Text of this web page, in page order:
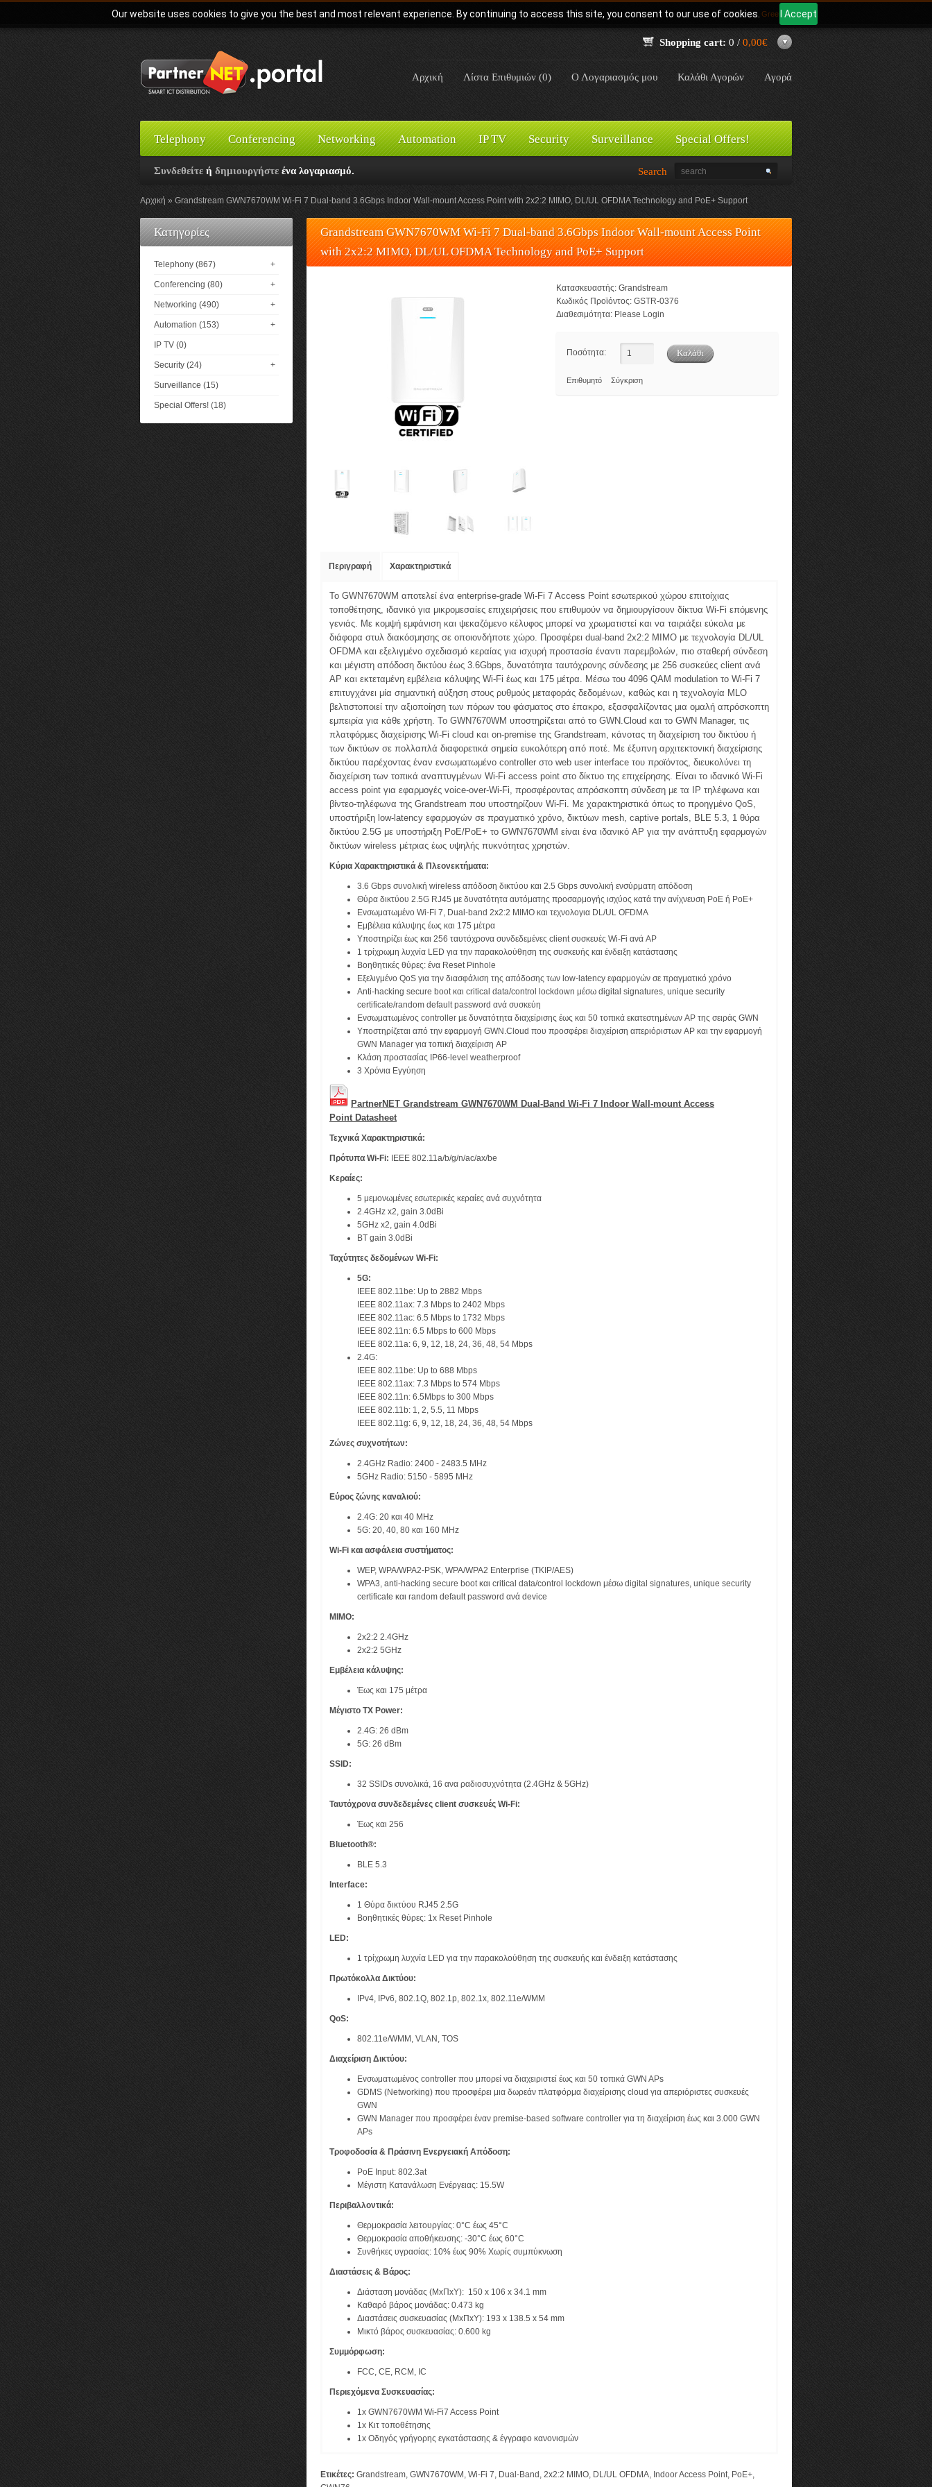
Our website uses cookies to give you the best and most relevant experience. By continuing to access this site, you consent to our use of cookies. I Accept
Γλώσσα: Greek
Shopping cart: 0 / 0,00€
Αρχική Λίστα Επιθυμιών (0) Ο Λογαριασμός μου Καλάθι Αγορών Αγορά
Telephony Conferencing Networking Automation IP TV Security Surveillance Special Offers!
Συνδεθείτε ή δημιουργήστε ένα λογαριασμό. Search
Αρχική Grandstream GWN7670WM Wi-Fi 7 Dual-band 3.6Gbps Indoor Wall-mount Access Point with 2x2:2 MIMO, DL/UL OFDMA Technology and PoE+ Support
Κατηγορίες
Telephony (867) +
Conferencing (80) +
Networking (490) +
Automation (153) +
IP TV (0)
Security (24) +
Surveillance (15)
Special Offers! (18)
Grandstream GWN7670WM Wi-Fi 7 Dual-band 3.6Gbps Indoor Wall-mount Access Point
with 2x2:2 MIMO, DL/UL OFDMA Technology and PoE+ Support
Κατασκευαστής: Grandstream
Κωδικός Προϊόντος: GSTR-0376
Διαθεσιμότητα: Please Login
Ποσότητα:
Επιθυμητό Σύγκριση
Περιγραφή Χαρακτηριστικά
Το GWN7670WM αποτελεί ένα enterprise-grade Wi-Fi 7 Access Point εσωτερικού χώρου επιτοίχιας
τοποθέτησης, ιδανικό για μικρομεσαίες επιχειρήσεις που επιθυμούν να δημιουργίσουν δίκτυα Wi-Fi επόμενης
γενιάς. Με κομψή εμφάνιση και ψεκαζόμενο κέλυφος μπορεί να χρωματιστεί και να ταιριάξει εύκολα με
διάφορα στυλ διακόσμησης σε οποιονδήποτε χώρο. Προσφέρει dual-band 2x2:2 MIMO με τεχνολογία DL/UL
OFDMA και εξελιγμένο σχεδιασμό κεραίας για ισχυρή προστασία έναντι παρεμβολών, πιο σταθερή σύνδεση
και μέγιστη απόδοση δικτύου έως 3.6Gbps, δυνατότητα ταυτόχρονης σύνδεσης με 256 συσκεύες client ανά
AP και εκτεταμένη εμβέλεια κάλυψης Wi-Fi έως και 175 μέτρα. Μέσω του 4096 QAM modulation το Wi-Fi 7
επιτυγχάνει μία σημαντική αύξηση στους ρυθμούς μεταφοράς δεδομένων, καθώς και η τεχνολογία MLO
βελτιστοποιεί την αξιοποίηση των πόρων του φάσματος στο έπακρο, εξασφαλίζοντας μια ομαλή απρόσκοπτη
εμπειρία για κάθε χρήστη. Το GWN7670WM υποστηρίζεται από το GWN.Cloud και το GWN Manager, τις
πλατφόρμες διαχείρισης Wi-Fi cloud και on-premise της Grandstream, κάνοτας τη διαχείριση του δικτύου ή
των δικτύων σε πολλαπλά διαφορετικά σημεία ευκολότερη από ποτέ. Με έξυπνη αρχιτεκτονική διαχείρισης
δικτύου παρέχοντας έναν ενσωματωμένο controller στο web user interface του προϊόντος, διευκολύνει τη
διαχείριση των τοπικά αναπτυγμένων Wi-Fi access point στο δίκτυο της επιχείρησης. Είναι το ιδανικό Wi-Fi
access point για εφαρμογές voice-over-Wi-Fi, προσφέροντας απρόσκοπτη σύνδεση με τα IP τηλέφωνα και
βίντεο-τηλέφωνα της Grandstream που υποστηρίζουν Wi-Fi. Με χαρακτηριστικά όπως το προηγμένο QoS,
υποστήριξη low-latency εφαρμογών σε πραγματικό χρόνο, δικτύων mesh, captive portals, BLE 5.3, 1 θύρα
δικτύου 2.5G με υποστήριξη PoE/PoE+ το GWN7670WM είναι ένα ιδανικό AP για την ανάπτυξη εφαρμογών
δικτύων wireless μέτριας έως υψηλής πυκνότητας χρηστών.
Κύρια Χαρακτηριστικά & Πλεονεκτήματα:
3.6 Gbps συνολική wireless απόδοση δικτύου και 2.5 Gbps συνολική ενσύρματη απόδοση
Θύρα δικτύου 2.5G RJ45 με δυνατότητα αυτόματης προσαρμογής ισχύος κατά την ανίχνευση PoE ή PoE+
Ενσωματωμένο Wi-Fi 7, Dual-band 2x2:2 MIMO και τεχνολογια DL/UL OFDMA
Εμβέλεια κάλυψης έως και 175 μέτρα
Υποστηρίζει έως και 256 ταυτόχρονα συνδεδεμένες client συσκευές Wi-Fi ανά AP
1 τρίχρωμη λυχνία LED για την παρακολούθηση της συσκευής και ένδειξη κατάστασης
Βοηθητικές θύρες: ένα Reset Pinhole
Εξελιγμένο QoS για την διασφάλιση της απόδοσης των low-latency εφαρμογών σε πραγματικό χρόνο
Anti-hacking secure boot και critical data/control lockdown μέσω digital signatures, unique security
certificate/random default password ανά συσκεύη
Ενσωματωμένος controller με δυνατότητα διαχείρισης έως και 50 τοπικά εκατεστημένων AP της σειράς GWN
Υποστηρίζεται από την εφαρμογή GWN.Cloud που προσφέρει διαχείριση απεριόριστων AP και την εφαρμογή
GWN Manager για τοπική διαχείριση AP
Κλάση προστασίας IP66-level weatherproof
3 Χρόνια Εγγύηση
PartnerNET Grandstream GWN7670WM Dual-Band Wi-Fi 7 Indoor Wall-mount Access
Point Datasheet
Τεχνικά Χαρακτηριστικά:
Πρότυπα Wi-Fi: IEEE 802.11a/b/g/n/ac/ax/be
Κεραίες:
5 μεμονωμένες εσωτερικές κεραίες ανά συχνότητα
2.4GHz x2, gain 3.0dBi
5GHz x2, gain 4.0dBi
BT gain 3.0dBi
Ταχύτητες δεδομένων Wi-Fi:
5G:
IEEE 802.11be: Up to 2882 Mbps
IEEE 802.11ax: 7.3 Mbps to 2402 Mbps
IEEE 802.11ac: 6.5 Mbps to 1732 Mbps
IEEE 802.11n: 6.5 Mbps to 600 Mbps
IEEE 802.11a: 6, 9, 12, 18, 24, 36, 48, 54 Mbps
2.4G:
IEEE 802.11be: Up to 688 Mbps
IEEE 802.11ax: 7.3 Mbps to 574 Mbps
IEEE 802.11n: 6.5Mbps to 300 Mbps
IEEE 802.11b: 1, 2, 5.5, 11 Mbps
IEEE 802.11g: 6, 9, 12, 18, 24, 36, 48, 54 Mbps
Ζώνες συχνοτήτων:
2.4GHz Radio: 2400 - 2483.5 MHz
5GHz Radio: 5150 - 5895 MHz
Εύρος ζώνης καναλιού:
2.4G: 20 και 40 MHz
5G: 20, 40, 80 και 160 MHz
Wi-Fi και ασφάλεια συστήματος:
WEP, WPA/WPA2-PSK, WPA/WPA2 Enterprise (TKIP/AES)
WPA3, anti-hacking secure boot και critical data/control lockdown μέσω digital signatures, unique security
certificate και random default password ανά device
MIMO:
2x2:2 2.4GHz
2x2:2 5GHz
Εμβέλεια κάλυψης:
Έως και 175 μέτρα
Μέγιστο TX Power:
2.4G: 26 dBm
5G: 26 dBm
SSID:
32 SSIDs συνολικά, 16 ανα ραδιοσυχνότητα (2.4GHz & 5GHz)
Ταυτόχρονα συνδεδεμένες client συσκευές Wi-Fi:
Έως και 256
Bluetooth®:
BLE 5.3
Interface:
1 Θύρα δικτύου RJ45 2.5G
Βοηθητικές θύρες: 1x Reset Pinhole
LED:
1 τρίχρωμη λυχνία LED για την παρακολούθηση της συσκευής και ένδειξη κατάστασης
Πρωτόκολλα Δικτύου:
IPv4, IPv6, 802.1Q, 802.1p, 802.1x, 802.11e/WMM
QoS:
802.11e/WMM, VLAN, TOS
Διαχείριση Δικτύου:
Ενσωματωμένος controller που μπορεί να διαχειριστεί έως και 50 τοπικά GWN APs
GDMS (Networking) που προσφέρει μια δωρεάν πλατφόρμα διαχείρισης cloud για απεριόριστες συσκευές
GWN
GWN Manager που προσφέρει έναν premise-based software controller για τη διαχείριση έως και 3.000 GWN
APs
Τροφοδοσία & Πράσινη Ενεργειακή Απόδοση:
PoE Input: 802.3at
Μέγιστη Κατανάλωση Ενέργειας: 15.5W
Περιβαλλοντικά:
Θερμοκρασία λειτουργίας: 0°C έως 45°C
Θερμοκρασία αποθήκευσης: -30°C έως 60°C
Συνθήκες υγρασίας: 10% έως 90% Χωρίς συμπύκνωση
Διαστάσεις & Βάρος:
Διάσταση μονάδας (ΜxΠxΥ): 150 x 106 x 34.1 mm
Καθαρό βάρος μονάδας: 0.473 kg
Διαστάσεις συσκευασίας (ΜxΠxΥ): 193 x 138.5 x 54 mm
Μικτό βάρος συσκευασίας: 0.600 kg
Συμμόρφωση:
FCC, CE, RCM, IC
Περιεχόμενα Συσκευασίας:
1x GWN7670WM Wi-Fi7 Access Point
1x Κιτ τοποθέτησης
1x Οδηγός γρήγορης εγκατάστασης & έγγραφο κανονισμών
Ετικέτες: Grandstream, GWN7670WM , Wi-Fi 7, Dual-Band , 2x2:2 MIMO, DL/UL OFDMA, Indoor Access Point, PoE+,